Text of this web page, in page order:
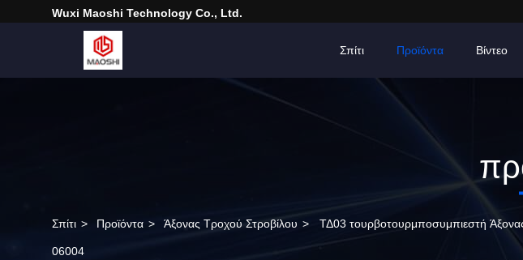
Wuxi Maoshi Technology Co., Ltd.
Σπίτι Προϊόντα Βίντεο
Σπίτι > Προϊόντα > Άξονας Τροχού Στροβίλου > ΤΔ03 τουρβοτουρμποσυμπιεστή
06004